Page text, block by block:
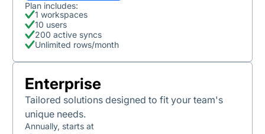
Plan includes:
1 workspaces
10 users
200 active syncs
Unlimited rows/month
Enterprise
Tailored solutions designed to fit your team's
unique needs.
Annually, starts at